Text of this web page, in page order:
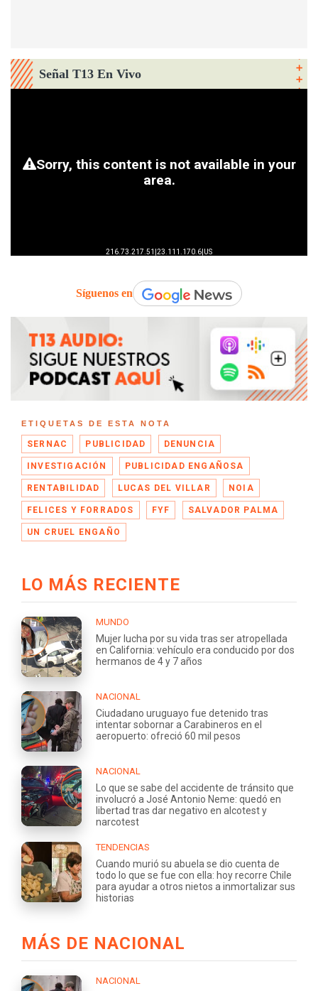
Señal T13 En Vivo
Síguenos en
ETIQUETAS DE ESTA NOTA
SERNAC PUBLICIDAD DENUNCIA
INVESTIGACIÓN PUBLICIDAD ENGAÑOSA
RENTABILIDAD LUCAS DEL VILLAR NOIA
FELICES Y FORRADOS FYF SALVADOR PALMA
UN CRUEL ENGAÑO
LO MÁS RECIENTE
MUNDO
Mujer lucha por su vida tras ser atropellada
en California: vehículo era conducido por dos
hermanos de 4 y 7 años
NACIONAL
Ciudadano uruguayo fue detenido tras
intentar sobornar a Carabineros en el
aeropuerto: ofreció 60 mil pesos
NACIONAL
Lo que se sabe del accidente de tránsito que
involucró a José Antonio Neme: quedó en
libertad tras dar negativo en alcotest y
narcotest
TENDENCIAS
Cuando murió su abuela se dio cuenta de
todo lo que se fue con ella: hoy recorre Chile
para ayudar a otros nietos a inmortalizar sus
historias
MÁS DE NACIONAL
NACIONAL